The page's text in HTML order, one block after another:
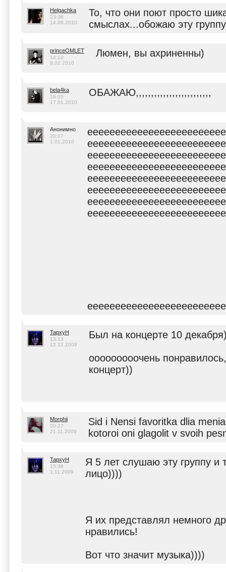
Helgachka
23:36
14.06.2010
То, что они поют просто
смыслах...обожаю эту
princeOMLET
14:10
8.02.2010
Люмен, вы ахриненны)
bela4ka
18:05
17.01.2010
ОБАЖАЮ,,,,,,,,,,,,,,,,,,,,,,,,,
Анонимно
20:07
1.01.2010
TapxyH
13:13
12.12.2009
Был на концерте 10
ооооооооочень
концерт))
Morphii
20:27
21.11.2009
Sid i Nensi favoritka dlia
kotoroi oni glagolit v svoih
TapxyH
15:38
1.11.2009
Я 5 лет слушаю эту группу и
лицо))))
Я их представлял немного
нравились!
Вот что значит музыка))))